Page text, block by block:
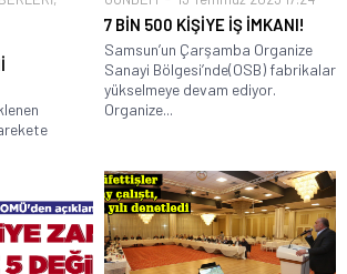
7 BİN 500 KİŞİYE İŞ İMKANI!
Samsun’un Çarşamba Organize
Sanayi Bölgesi’nde(OSB) fabrikalar
yükselmeye devam ediyor.
Organize...